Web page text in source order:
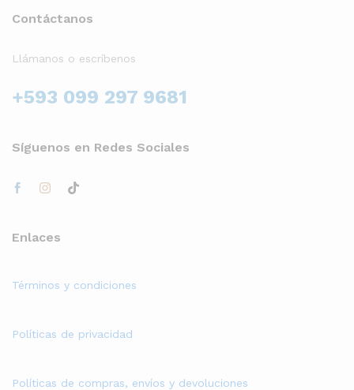
Contáctanos
Llámanos o escríbenos
+593 099 297 9681
Síguenos en Redes Sociales
Enlaces
Términos y condiciones
Políticas de privacidad
Políticas de compras, envíos y devoluciones